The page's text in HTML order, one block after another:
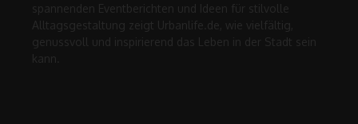
spannenden Eventberichten und Ideen für stilvolle
Alltagsgestaltung zeigt Urbanlife.de, wie vielfältig,
genussvoll und inspirierend das Leben in der Stadt sein
kann.